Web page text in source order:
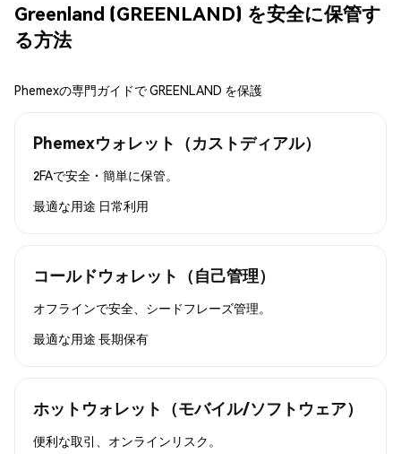
Greenland (GREENLAND) を安全に保管す
る方法
Phemexの専門ガイドで GREENLAND を保護
Phemexウォレット（カストディアル）
2FAで安全・簡単に保管。
最適な用途 日常利用
コールドウォレット（自己管理）
オフラインで安全、シードフレーズ管理。
最適な用途 長期保有
ホットウォレット（モバイル/ソフトウェア）
便利な取引、オンラインリスク。